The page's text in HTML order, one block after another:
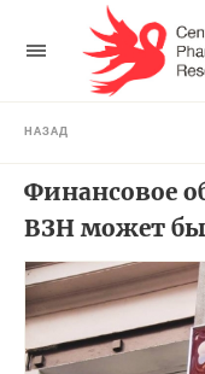
НАЗАД
Финансовое
ВЗН может